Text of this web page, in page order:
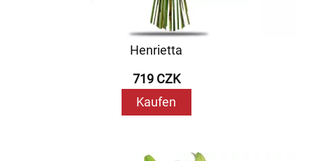
Henrietta
719 CZK
Kaufen